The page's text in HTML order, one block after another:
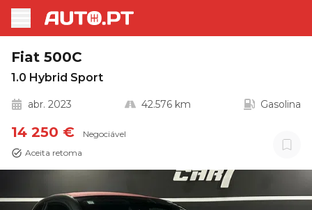
Fiat 500C
1.0 Hybrid Sport
abr. 2023 42.576 km Gasolina
14 250 €
Negociável
Aceita retoma